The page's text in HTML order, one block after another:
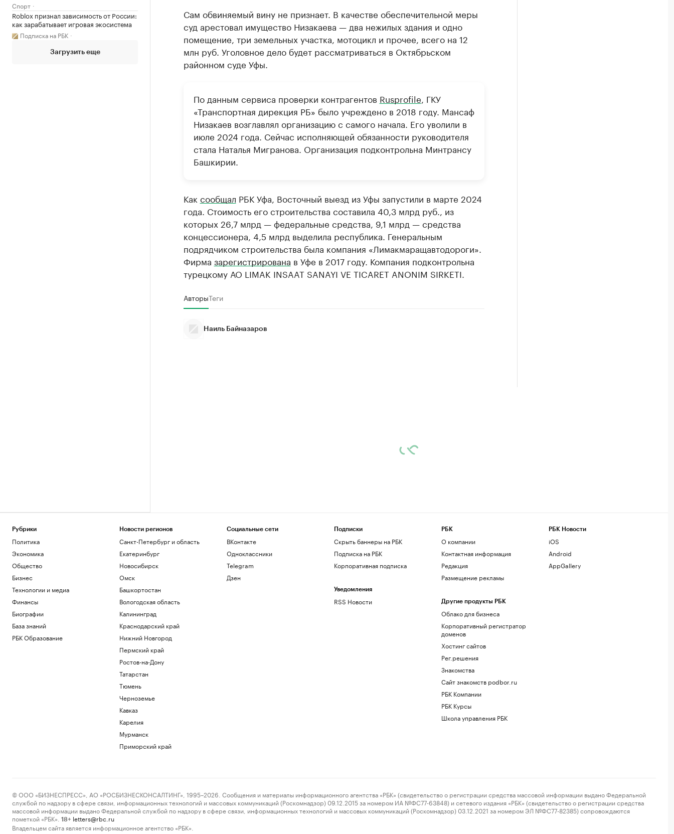
Спорт
Roblox признал зависимость от России:
как зарабатывает игровая экосистема
Подписка на РБК
Загрузить еще
Сам обвиняемый вину не признает. В качестве обеспечительной меры
суд арестовал имущество Низакаева — два нежилых здания и одно
помещение, три земельных участка, мотоцикл и прочее, всего на 12
млн руб. Уголовное дело будет рассматриваться в Октябрьском
районном суде Уфы.
По данным сервиса проверки контрагентов Rusprofile , ГКУ
«Транспортная дирекция РБ» было учреждено в 2018 году. Мансаф
Низакаев возглавлял организацию с самого начала. Его уволили в
июле 2024 года. Сейчас исполняющей обязанности руководителя
стала Наталья Мигранова. Организация подконтрольна Минтрансу
Башкирии.
Как сообщал РБК Уфа, Восточный выезд из Уфы запустили в марте 2024
года. Стоимость его строительства составила 40,3 млрд руб., из
которых 26,7 млрд — федеральные средства, 9,1 млрд — средства
концессионера, 4,5 млрд выделила республика. Генеральным
подрядчиком строительства была компания «Лимакмаращавтодороги».
Фирма зарегистрирована в Уфе в 2017 году. Компания подконтрольна
турецкому АО LIMAK INSAAT SANAYI VE TICARET ANONIM SIRKETI.
АвторыТеги
Наиль Байназаров
Рубрики
Политика
Экономика
Общество
Бизнес
Технологии и медиа
Финансы
Биографии
База знаний
РБК Образование
Новости регионов
Санкт-Петербург и область
Екатеринбург
Новосибирск
Омск
Башкортостан
Вологодская область
Калининград
Краснодарский край
Нижний Новгород
Пермский край
Ростов-на-Дону
Татарстан
Тюмень
Черноземье
Кавказ
Карелия
Мурманск
Приморский край
Социальные сети
ВКонтакте
Одноклассники
Telegram
Дзен
Подписки
Скрыть баннеры на РБК
Подписка на РБК
Корпоративная подписка
Уведомления
RSS Новости
РБК
О компании
Контактная информация
Редакция
Размещение рекламы
Другие продукты РБК
Облако для бизнеса
Корпоративный регистратор
доменов
Хостинг сайтов
Рег.решения
Знакомства
Сайт знакомств podbor.ru
РБК Компании
РБК Курсы
Школа управления РБК
РБК Новости
iOS
Android
AppGallery
© ООО «БИЗНЕСПРЕСС», АО «РОСБИЗНЕСКОНСАЛТИНГ», 1995–2026. Сообщения и материалы информационного агентства «РБК» (свидетельство о регистрации средства массовой информации выдано Федеральной
службой по надзору в сфере связи, информационных технологий и массовых коммуникаций (Роскомнадзор) 09.12.2015 за номером ИА №ФС77-63848) и сетевого издания «РБК» (свидетельство о регистрации средства
массовой информации выдано Федеральной службой по надзору в сфере связи, информационных технологий и массовых коммуникаций (Роскомнадзор) 03.12.2021 за номером ЭЛ №ФС77-82385) сопровождаются
пометкой «РБК».
18+ letters@rbc.ru
Владельцем сайта является информационное агентство «РБК».